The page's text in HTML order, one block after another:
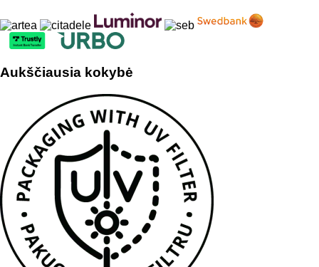
Aukščiausia kokybė